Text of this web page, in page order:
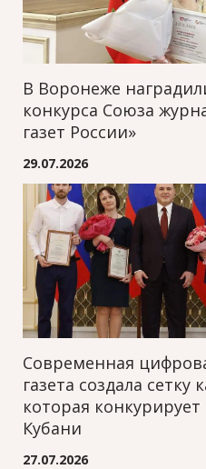
В Воронеже
конкурса Союза
газет России»
29.07.2026
Современная
газета создала сетку
которая
Кубани
27.07.2026